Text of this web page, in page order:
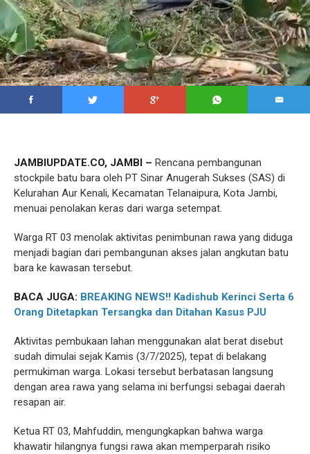
JAMBIUPDATE.CO, JAMBI – Rencana pembangunan
stockpile batu bara oleh PT Sinar Anugerah Sukses (SAS) di
Kelurahan Aur Kenali, Kecamatan Telanaipura, Kota Jambi,
menuai penolakan keras dari warga setempat.
Warga RT 03 menolak aktivitas penimbunan rawa yang diduga
menjadi bagian dari pembangunan akses jalan angkutan batu
bara ke kawasan tersebut.
BACA JUGA: BREAKING NEWS!! Kadishub Kerinci Serta 6
Orang Ditetapkan Tersangka dan Ditahan Kasus PJU
Aktivitas pembukaan lahan menggunakan alat berat disebut
sudah dimulai sejak Kamis (3/7/2025), tepat di belakang
permukiman warga. Lokasi tersebut berbatasan langsung
dengan area rawa yang selama ini berfungsi sebagai daerah
resapan air.
Ketua RT 03, Mahfuddin, mengungkapkan bahwa warga
khawatir hilangnya fungsi rawa akan memperparah risiko